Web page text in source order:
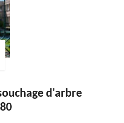
d'arbre